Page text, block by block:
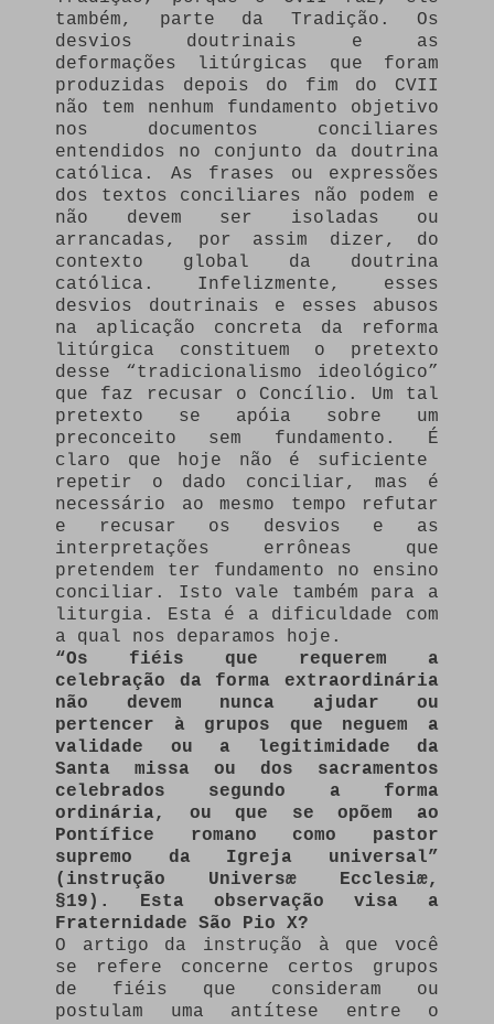
também, parte da Tradição. Os
desvios doutrinais e as
deformações litúrgicas que foram
produzidas depois do fim do CVII
não tem nenhum fundamento objetivo
nos documentos conciliares
entendidos no conjunto da doutrina
católica. As frases ou expressões
dos textos conciliares não podem e
não devem ser isoladas ou
arrancadas, por assim dizer, do
contexto global da doutrina
católica. Infelizmente, esses
desvios doutrinais e esses abusos
na aplicação concreta da reforma
litúrgica constituem o pretexto
desse “tradicionalismo ideológico”
que faz recusar o Concílio. Um tal
pretexto se apóia sobre um
preconceito sem fundamento. É
claro que hoje não é suficiente
repetir o dado conciliar, mas é
necessário ao mesmo tempo refutar
e recusar os desvios e as
interpretações errôneas que
pretendem ter fundamento no ensino
conciliar. Isto vale também para a
liturgia. Esta é a dificuldade com
a qual nos deparamos hoje.
“Os fiéis que requerem a
celebração da forma extraordinária
não devem nunca ajudar ou
pertencer à grupos que neguem a
validade ou a legitimidade da
Santa missa ou dos sacramentos
celebrados segundo a forma
ordinária, ou que se opõem ao
Pontífice romano como pastor
supremo da Igreja universal”
(instrução Universæ Ecclesiæ,
§19). Esta observação visa a
Fraternidade São Pio X?
O artigo da instrução à que você
se refere concerne certos grupos
de fiéis que consideram ou
postulam uma antítese entre o